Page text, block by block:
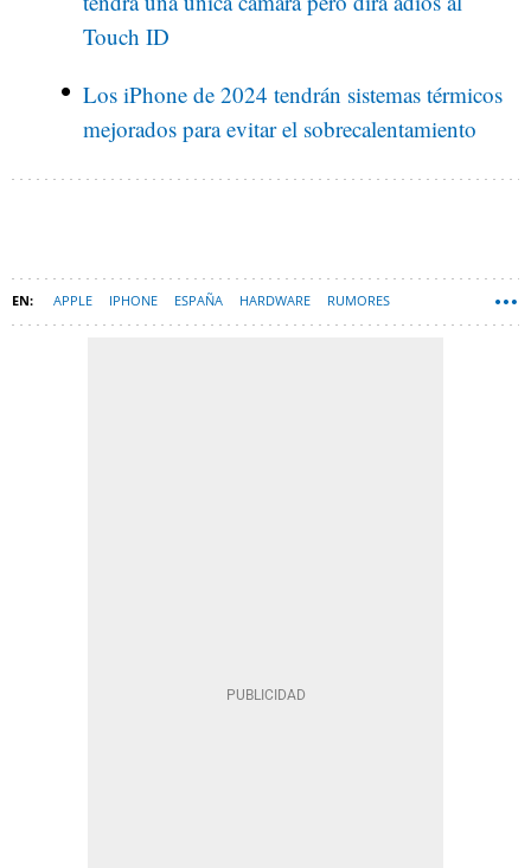
Touch ID
Los iPhone de 2024 tendrán sistemas térmicos
mejorados para evitar el sobrecalentamiento
APPLE IPHONE ESPAÑA HARDWARE RUMORES